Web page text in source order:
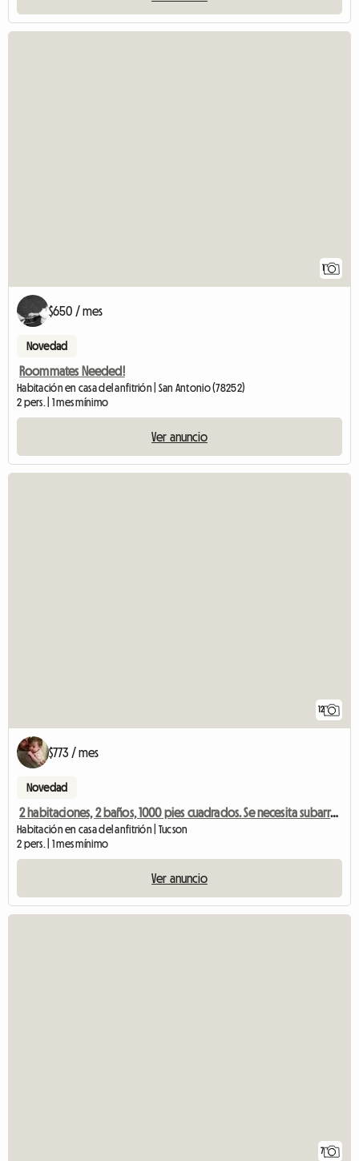
1
$650 / mes
Novedad
Roommates Needed!
Habitación en casa del anfitrión | San Antonio (78252)
2 pers. | 1 mes mínimo
Ver anuncio
12
$773 / mes
Novedad
2 habitaciones, 2 baños, 1000 pies cuadrados. Se necesita subarrendamiento
Habitación en casa del anfitrión | Tucson
2 pers. | 1 mes mínimo
Ver anuncio
7